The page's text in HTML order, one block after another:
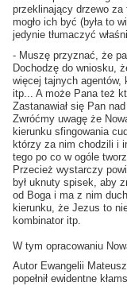
przeklinający drzewo
mogło ich być (była to
jedynie tłumaczyć
- Muszę przyznać, że
Dochodzę do wniosku,
więcej tajnych agentów,
itp... A może Pana też
Zastanawiał się Pan
Zwróćmy uwagę że
kierunku sfingowania
którzy za nim chodzili i
tego po co w ogóle
Przecież wystarczy
był uknuty spisek, aby
od Boga i ma z nim
kierunku, że Jezus to
kombinator itp.
W tym opracowaniu
Autor Ewangelii
popełnił ewidentne